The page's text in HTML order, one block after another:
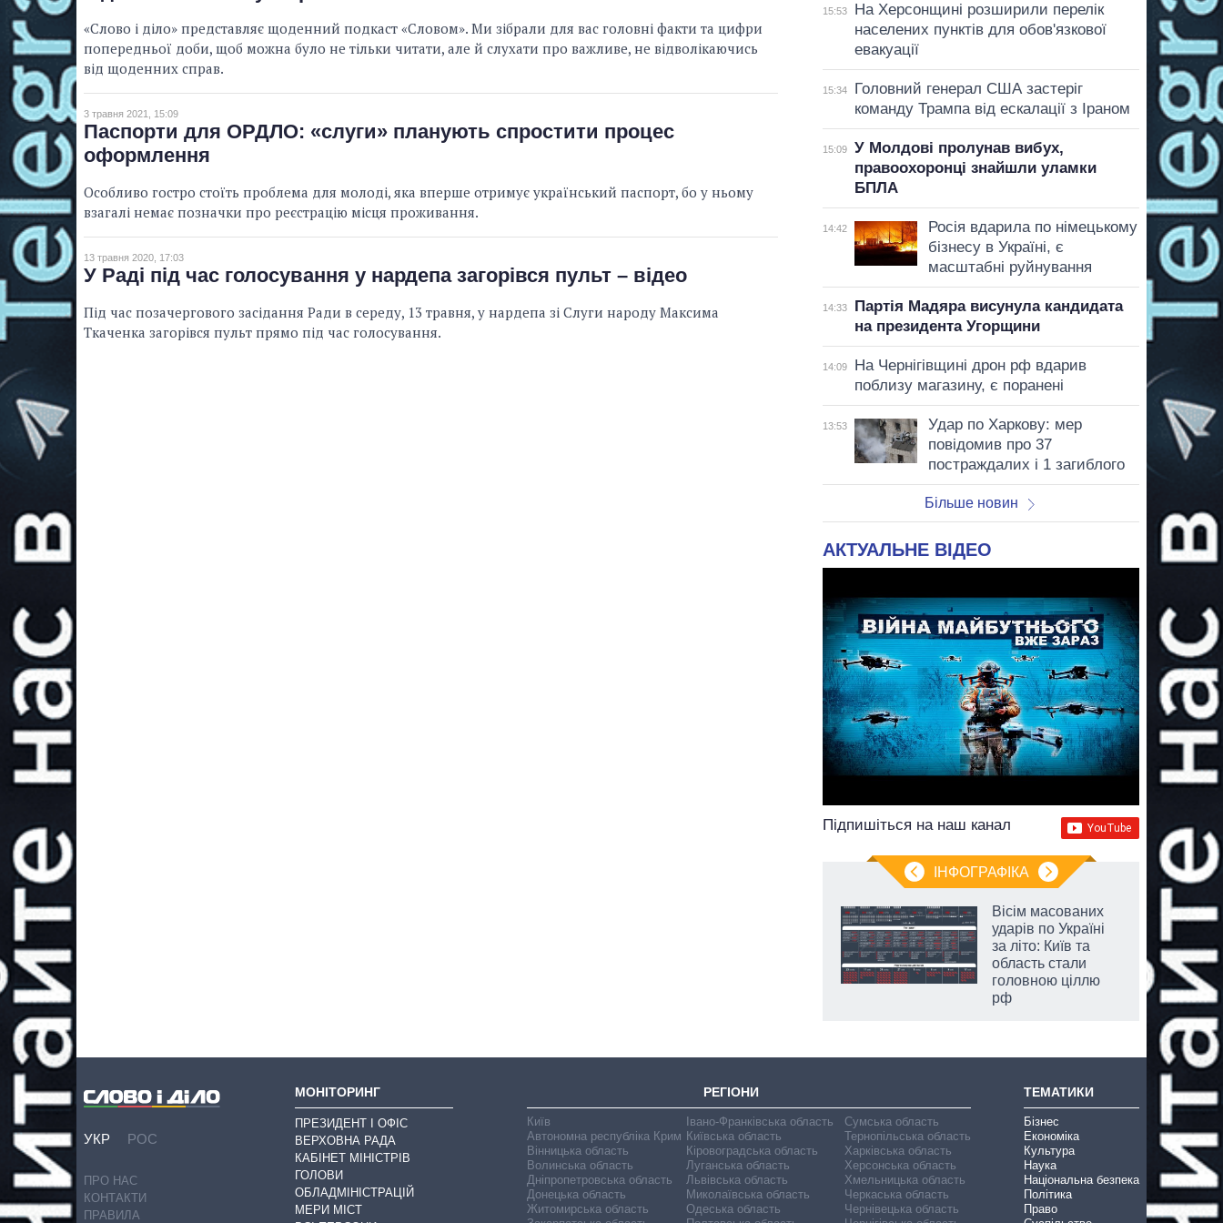
«Слово і діло» представляє щоденний подкаст «Словом». Ми зібрали для вас головні факти та цифри
попередньої доби, щоб можна було не тільки читати, але й слухати про важливе, не відволікаючись
від щоденних справ.
3 травня 2021, 15:09
Паспорти для ОРДЛО: «слуги» планують спростити процес
оформлення
Особливо гостро стоїть проблема для молоді, яка вперше отримує український паспорт, бо у ньому
взагалі немає позначки про реєстрацію місця проживання.
13 травня 2020, 17:03
У Раді під час голосування у нардепа загорівся пульт – відео
Під час позачергового засідання Ради в середу, 13 травня, у нардепа зі Слуги народу Максима
Ткаченка загорівся пульт прямо під час голосування.
15:53
На Херсонщині розширили перелік
населених пунктів для обов'язкової
евакуації
15:34
Головний генерал США застеріг
команду Трампа від ескалації з Іраном
15:09
У Молдові пролунав вибух,
правоохоронці знайшли уламки
БПЛА
14:42
Росія вдарила по німецькому
бізнесу в Україні, є
масштабні руйнування
14:33
Партія Мадяра висунула кандидата
на президента Угорщини
14:09
На Чернігівщині дрон рф вдарив
поблизу магазину, є поранені
13:53
Удар по Харкову: мер
повідомив про 37
постраждалих і 1 загиблого
Більше новин
АКТУАЛЬНЕ ВІДЕО
Підпишіться на наш канал
ІНФОГРАФІКА
Вісім масованих
ударів по Україні
за літо: Київ та
область стали
головною ціллю
рф
УКР РОС
ПРО НАС
КОНТАКТИ
ПРАВИЛА
МОНІТОРИНГ
ПРЕЗИДЕНТ І ОФІС
ВЕРХОВНА РАДА
КАБІНЕТ МІНІСТРІВ
ГОЛОВИ
ОБЛАДМІНІСТРАЦІЙ
МЕРИ МІСТ
РЕГІОНИ
Київ
Автономна республіка Крим
Вінницька область
Волинська область
Дніпропетровська область
Донецька область
Житомирська область
Івано-Франківська область
Київська область
Кіровоградська область
Луганська область
Львівська область
Миколаївська область
Одеська область
Сумська область
Тернопільська область
Харківська область
Херсонська область
Хмельницька область
Черкаська область
Чернівецька область
ТЕМАТИКИ
Бізнес
Економіка
Культура
Наука
Національна безпека
Політика
Право